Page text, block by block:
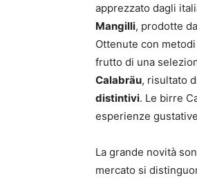
apprezzato dagli
Mangilli, prodotte
Ottenute con
frutto di una
Calabräu, risultato
distintivi. Le birre
esperienze
La grande novità
mercato si